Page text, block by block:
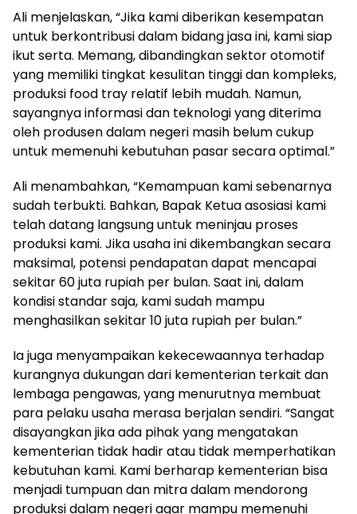
Ali menjelaskan, “Jika kami diberikan kesempatan
untuk berkontribusi dalam bidang jasa ini, kami siap
ikut serta. Memang, dibandingkan sektor otomotif
yang memiliki tingkat kesulitan tinggi dan kompleks,
produksi food tray relatif lebih mudah. Namun,
sayangnya informasi dan teknologi yang diterima
oleh produsen dalam negeri masih belum cukup
untuk memenuhi kebutuhan pasar secara optimal.”
Ali menambahkan, “Kemampuan kami sebenarnya
sudah terbukti. Bahkan, Bapak Ketua asosiasi kami
telah datang langsung untuk meninjau proses
produksi kami. Jika usaha ini dikembangkan secara
maksimal, potensi pendapatan dapat mencapai
sekitar 60 juta rupiah per bulan. Saat ini, dalam
kondisi standar saja, kami sudah mampu
menghasilkan sekitar 10 juta rupiah per bulan.”
Ia juga menyampaikan kekecewaannya terhadap
kurangnya dukungan dari kementerian terkait dan
lembaga pengawas, yang menurutnya membuat
para pelaku usaha merasa berjalan sendiri. “Sangat
disayangkan jika ada pihak yang mengatakan
kementerian tidak hadir atau tidak memperhatikan
kebutuhan kami. Kami berharap kementerian bisa
menjadi tumpuan dan mitra dalam mendorong
produksi dalam negeri agar mampu memenuhi